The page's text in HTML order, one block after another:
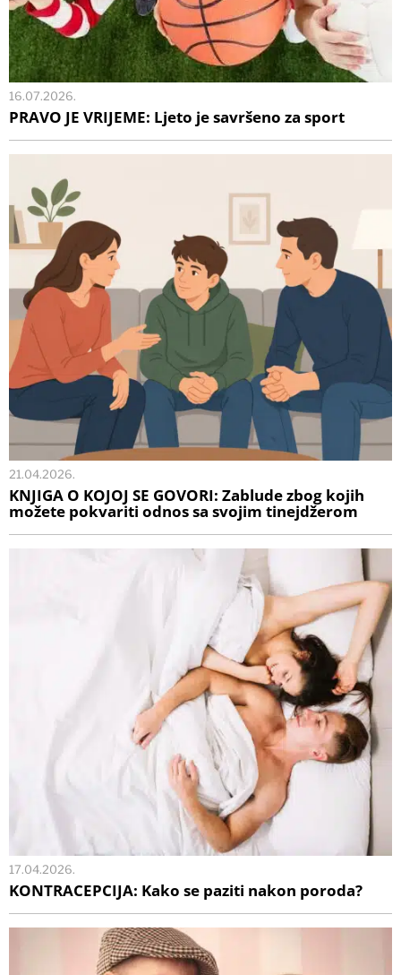
16.07.2026.
PRAVO JE VRIJEME: Ljeto je savršeno za sport
21.04.2026.
KNJIGA O KOJOJ SE GOVORI: Zablude zbog kojih
možete pokvariti odnos sa svojim tinejdžerom
17.04.2026.
KONTRACEPCIJA: Kako se paziti nakon poroda?